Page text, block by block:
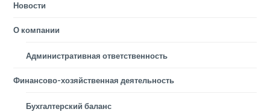
Новости
О компании
Административная ответственность
Финансово-хозяйственная деятельность
Бухгалтерский баланс